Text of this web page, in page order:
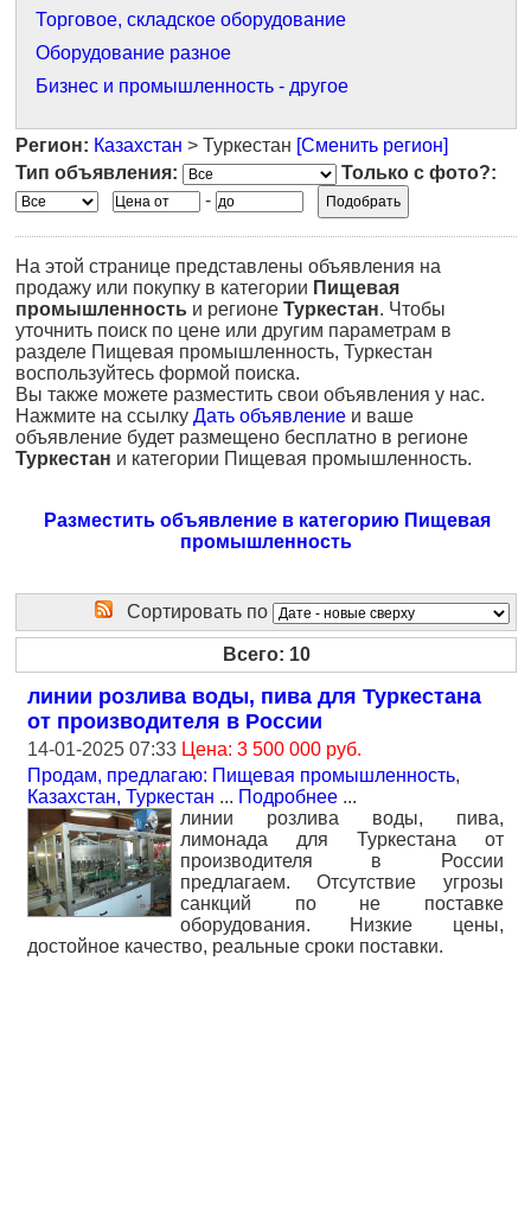
Торговое, складское оборудование
Оборудование разное
Бизнес и промышленность - другое
Регион: Казахстан > Туркестан [Сменить регион]
Тип объявления:
Только с фото?:
-
На этой странице представлены объявления на
продажу или покупку в категории Пищевая
промышленность и регионе Туркестан. Чтобы
уточнить поиск по цене или другим параметрам в
разделе Пищевая промышленность, Туркестан
воспользуйтесь формой поиска.
Вы также можете разместить свои объявления у нас.
Нажмите на ссылку Дать объявление и ваше
объявление будет размещено бесплатно в регионе
Туркестан и категории Пищевая промышленность.
Разместить объявление в категорию Пищевая
промышленность
Сортировать по
Всего: 10
линии розлива воды, пива для Туркестана
от производителя в России
14-01-2025 07:33 Цена: 3 500 000 руб.
Продам, предлагаю: Пищевая промышленность,
Казахстан, Туркестан ... Подробнее ...
линии розлива воды, пива,
лимонада для Туркестана от
производителя в России
предлагаем. Отсутствие угрозы
санкций по не поставке
оборудования. Низкие цены,
достойное качество, реальные сроки поставки.